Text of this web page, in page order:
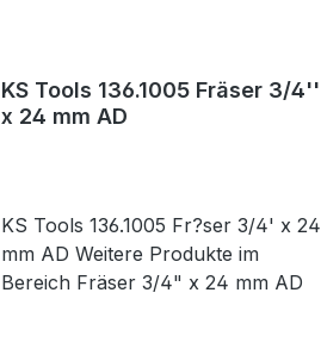
KS Tools 136.1005 Fräser 3/4''
x 24 mm AD
KS Tools 136.1005 Fr?ser 3/4' x 24
mm AD Weitere Produkte im
Bereich Fräser 3/4" x 24 mm AD